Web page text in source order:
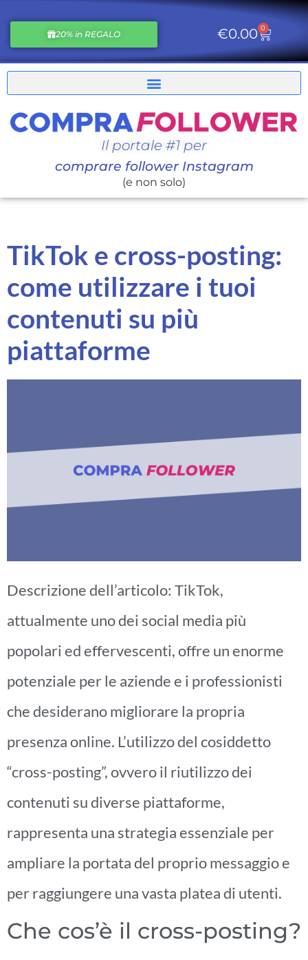
20% in REGALO €0.00 0
Il portale #1 per
comprare follower Instagram
(e non solo)
TikTok e cross-posting:
come utilizzare i tuoi
contenuti su più
piattaforme
Descrizione dell’articolo: TikTok,
attualmente uno dei social media più
popolari ed effervescenti, offre un enorme
potenziale per le aziende e i professionisti
che desiderano migliorare la propria
presenza online. L’utilizzo del cosiddetto
“cross-posting”, ovvero il riutilizzo dei
contenuti su diverse piattaforme,
rappresenta una strategia essenziale per
ampliare la portata del proprio messaggio e
per raggiungere una vasta platea di utenti.
Che cos’è il cross-posting?